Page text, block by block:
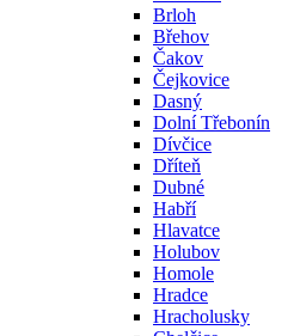
Brloh
Břehov
Čakov
Čejkovice
Dasný
Dolní Třebonín
Dívčice
Dříteň
Dubné
Habří
Hlavatce
Holubov
Homole
Hradce
Hracholusky